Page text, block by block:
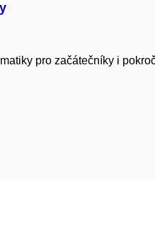
pro začátečníky i